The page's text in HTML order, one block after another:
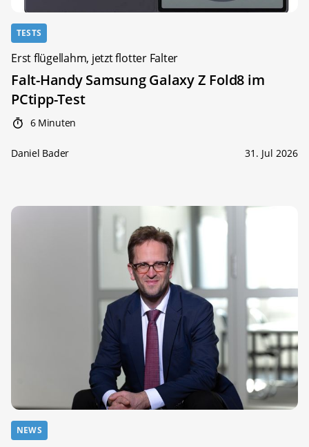
TESTS
Erst flügellahm, jetzt flotter Falter
Falt-Handy Samsung Galaxy Z Fold8 im
PCtipp-Test
6 Minuten
Daniel Bader 31. Jul 2026
NEWS